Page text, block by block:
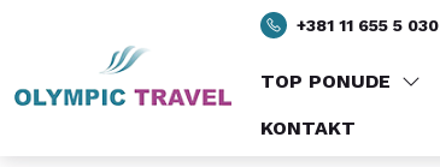
TOP PONUDE
KONTAKT
+381 11 655 5 030
PREGLED